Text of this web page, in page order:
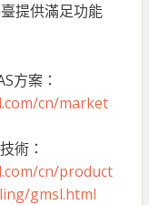
提供滿足功能
方案：
cn/market
術：
cn/product
gmsl.html